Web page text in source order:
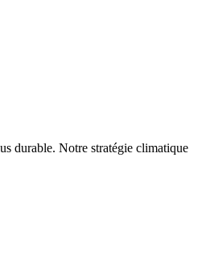
durable. Notre stratégie climatique